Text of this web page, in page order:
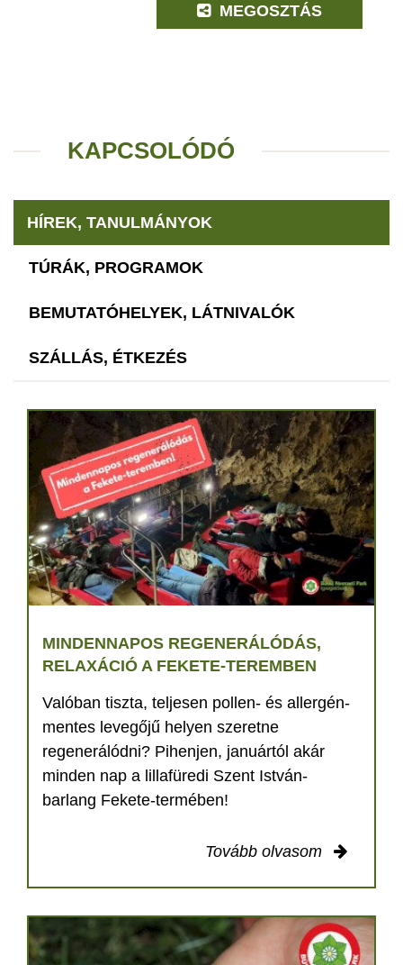
MEGOSZTÁS
KAPCSOLÓDÓ
HÍREK, TANULMÁNYOK
TÚRÁK, PROGRAMOK
BEMUTATÓHELYEK, LÁTNIVALÓK
SZÁLLÁS, ÉTKEZÉS
MINDENNAPOS REGENERÁLÓDÁS,
RELAXÁCIÓ A FEKETE-TEREMBEN
Valóban tiszta, teljesen pollen- és allergén-
mentes levegőjű helyen szeretne
regenerálódni? Pihenjen, januártól akár
minden nap a lillafüredi Szent István-
barlang Fekete-termében!
Tovább olvasom